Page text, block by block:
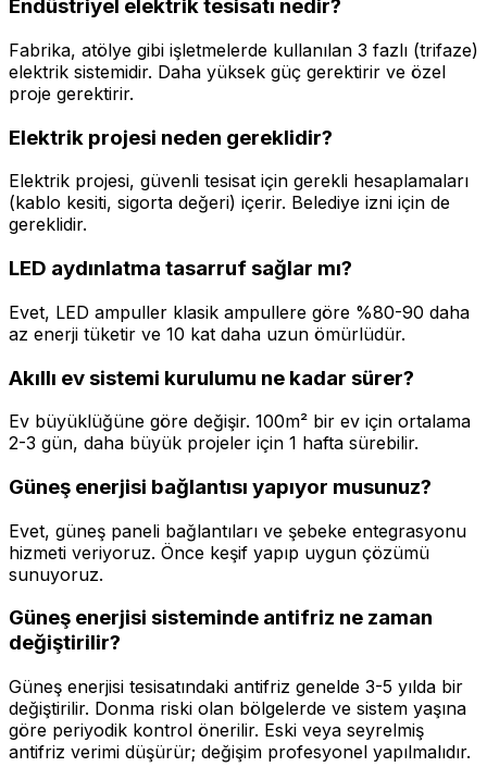
Endüstriyel elektrik tesisatı nedir?
Fabrika, atölye gibi işletmelerde kullanılan 3 fazlı (trifaze)
elektrik sistemidir. Daha yüksek güç gerektirir ve özel
proje gerektirir.
Elektrik projesi neden gereklidir?
Elektrik projesi, güvenli tesisat için gerekli hesaplamaları
(kablo kesiti, sigorta değeri) içerir. Belediye izni için de
gereklidir.
LED aydınlatma tasarruf sağlar mı?
Evet, LED ampuller klasik ampullere göre %80-90 daha
az enerji tüketir ve 10 kat daha uzun ömürlüdür.
Akıllı ev sistemi kurulumu ne kadar sürer?
Ev büyüklüğüne göre değişir. 100m² bir ev için ortalama
2-3 gün, daha büyük projeler için 1 hafta sürebilir.
Güneş enerjisi bağlantısı yapıyor musunuz?
Evet, güneş paneli bağlantıları ve şebeke entegrasyonu
hizmeti veriyoruz. Önce keşif yapıp uygun çözümü
sunuyoruz.
Güneş enerjisi sisteminde antifriz ne zaman
değiştirilir?
Güneş enerjisi tesisatındaki antifriz genelde 3-5 yılda bir
değiştirilir. Donma riski olan bölgelerde ve sistem yaşına
göre periyodik kontrol önerilir. Eski veya seyrelmiş
antifriz verimi düşürür; değişim profesyonel yapılmalıdır.